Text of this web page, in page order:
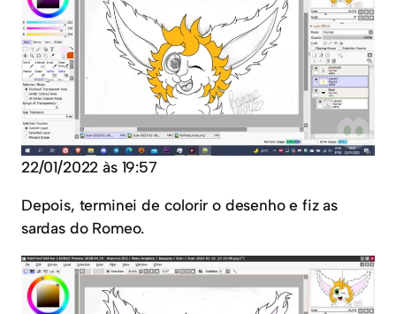
22/01/2022 às 19:57
Depois, terminei de colorir o desenho e fiz as
sardas do Romeo.